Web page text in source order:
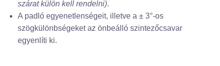
szárat külön kell rendelni).
A padló egyenetlenségeit, illetve a ± 3°-os
szögkülönbségeket az önbeálló szintezőcsavar
egyenlíti ki.